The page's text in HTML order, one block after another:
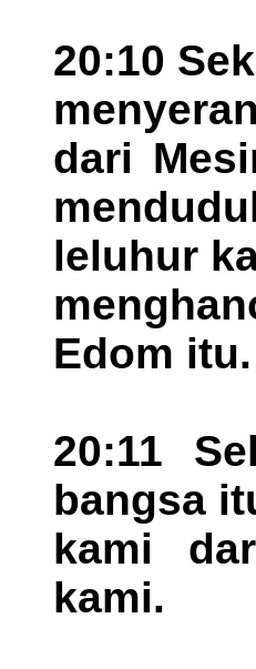
20:10
dari
leluhur
Edom itu.
20:11
bangsa
kami
kami.